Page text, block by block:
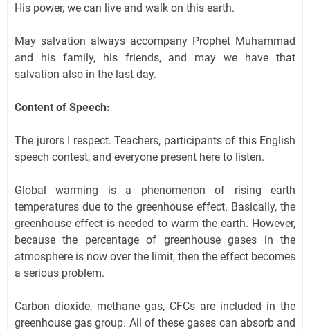
His power, we can live and walk on this earth.
May salvation always accompany Prophet Muhammad
and his family, his friends, and may we have that
salvation also in the last day.
Content of Speech:
The jurors I respect. Teachers, participants of this English
speech contest, and everyone present here to listen.
Global warming is a phenomenon of rising earth
temperatures due to the greenhouse effect. Basically, the
greenhouse effect is needed to warm the earth. However,
because the percentage of greenhouse gases in the
atmosphere is now over the limit, then the effect becomes
a serious problem.
Carbon dioxide, methane gas, CFCs are included in the
greenhouse gas group. All of these gases can absorb and